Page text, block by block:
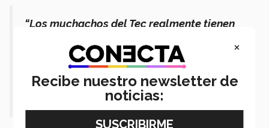
“Los muchachos del Tec realmente tienen
el trabajo en equipo, innovación y demás”
comentó Valdés, “En lo que tenemos que
mejorar es en especializarnos, sobre todo
en el rubro automotriz, dado que es muy
importante en la región”, finalizó.
×
Recibe nuestro newsletter de
noticias: